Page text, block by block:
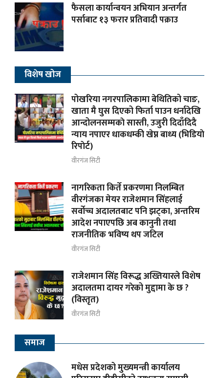
फैसला कार्यान्वयन अभियान अन्तर्गत
पर्साबाट १३ फरार प्रतिवादी पक्राउ
विशेष खोज
पोखरिया नगरपालिकामा बेथितिको चाङ,
खाता मै घुस दिएको फिर्ता पाउन धर्नादेखि
आन्दोलनसम्मकाे सास्ती, उजुरी दिदाँदिदै
न्याय नपाएर धाकधम्की खेप्न बाध्य (भिडियाे
रिपाेर्ट)
वीरगंज सिटी
नागरिकता किर्ते प्रकरणमा निलम्बित
वीरगंजका मेयर राजेशमान सिंहलाई
सर्वोच्च अदालतबाट पनि झट्का, अन्तरिम
आदेश नपाएपछि अब कानुनी तथा
राजनीतिक भविष्य थप जटिल
वीरगंज सिटी
राजेशमान सिंह विरूद्ध अख्तियारले विशेष
अदालतमा दायर गरेको मुद्दामा के छ ?
(विस्तृत)
वीरगंज सिटी
समाज
मधेस प्रदेशको मुख्यमन्त्री कार्यालय